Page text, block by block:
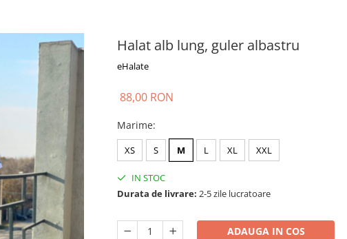
Halat alb lung, guler albastru
eHalate
88,00 RON
Marime:
XS S M L XL XXL
IN STOC
Durata de livrare: 2-5 zile lucratoare
ADAUGA IN COS